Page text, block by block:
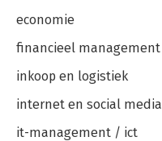
economie
financieel management
inkoop en logistiek
internet en social media
it-management / ict